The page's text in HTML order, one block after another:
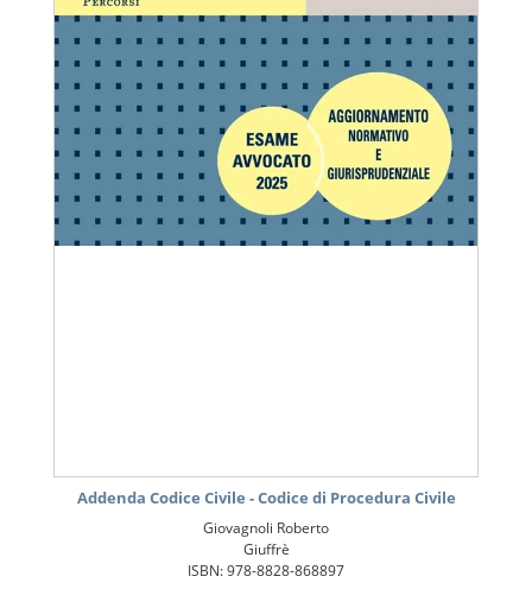
Addenda Codice Civile - Codice di Procedura Civile
Giovagnoli Roberto
Giuffrè
ISBN: 978-8828-868897